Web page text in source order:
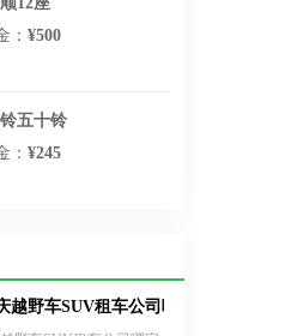
： ¥500
五十铃
： ¥245
越野车SUV租车公司哪家好？